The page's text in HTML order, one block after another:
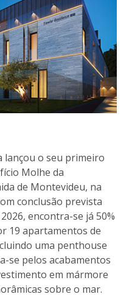
lançou o seu primeiro
Molhe da
de Montevideu, na
conclusão prevista
encontra-se já 50%
19 apartamentos de
uma penthouse
se pelos acabamentos
em mármore
sobre o mar.